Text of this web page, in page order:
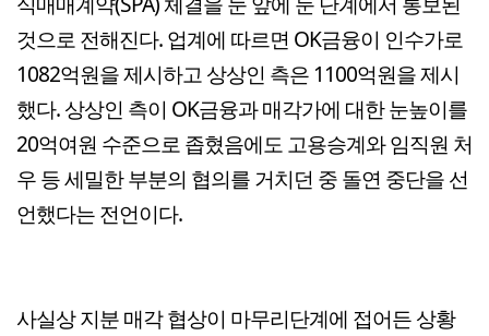
것으로 전해진다. 업계에 따르면 OK금융이 인수가로
1082억원을 제시하고 상상인 측은 1100억원을 제시
했다. 상상인 측이 OK금융과 매각가에 대한 눈높이를
20억여원 수준으로 좁혔음에도 고용승계와 임직원 처
우 등 세밀한 부분의 협의를 거치던 중 돌연 중단을 선
언했다는 전언이다.
사실상 지분 매각 협상이 마무리단계에 접어든 상황